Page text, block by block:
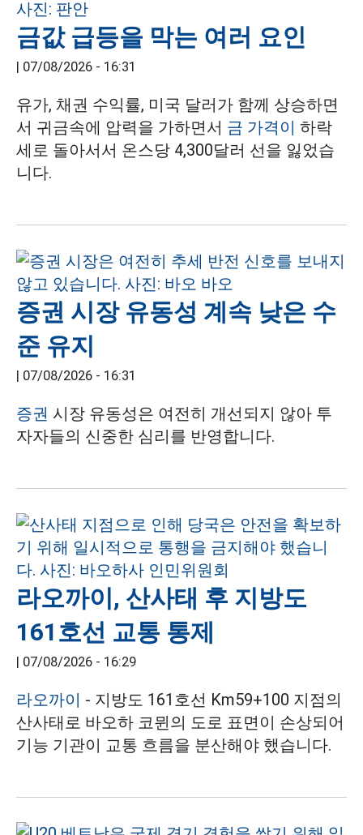
금값 급등을 막는 여러 요인
| 07/08/2026 - 16:31
유가, 채권 수익률, 미국 달러가 함께 상승하면
서 귀금속에 압력을 가하면서 금 가격이 하락
세로 돌아서서 온스당 4,300달러 선을 잃었습
니다.
증권 시장 유동성 계속 낮은 수
준 유지
| 07/08/2026 - 16:31
증권 시장 유동성은 여전히 개선되지 않아 투
자자들의 신중한 심리를 반영합니다.
라오까이, 산사태 후 지방도
161호선 교통 통제
| 07/08/2026 - 16:29
라오까이 - 지방도 161호선 Km59+100 지점의
산사태로 바오하 코뮌의 도로 표면이 손상되어
기능 기관이 교통 흐름을 분산해야 했습니다.